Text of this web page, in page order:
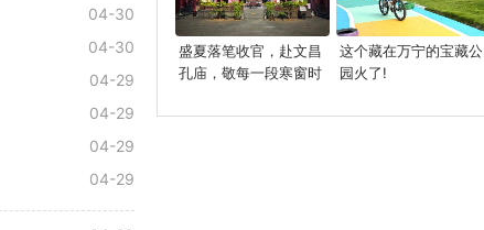
04-30
04-30
04-29
04-29
04-29
04-29
盛夏落笔收官，赴文昌
孔庙，敬每一段寒窗时
这个藏在万宁的宝藏公
园火了!